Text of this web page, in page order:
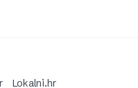
Lokalni.hr